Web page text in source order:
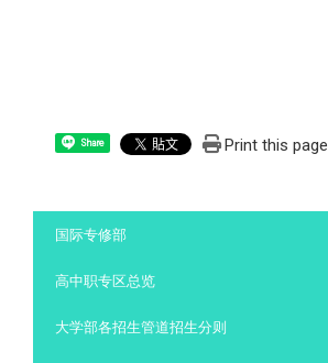
Share Print this page
国际专修部
高中职专区总览
大学部各招生管道招生分则